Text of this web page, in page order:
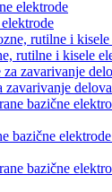
rutilne i kisele
zavarivanje
bazične